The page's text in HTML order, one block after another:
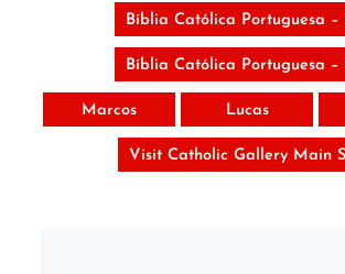
Bíblia Católica Portuguesa –
Bíblia Católica Portuguesa –
Marcos Lucas
Visit Catholic Gallery Main